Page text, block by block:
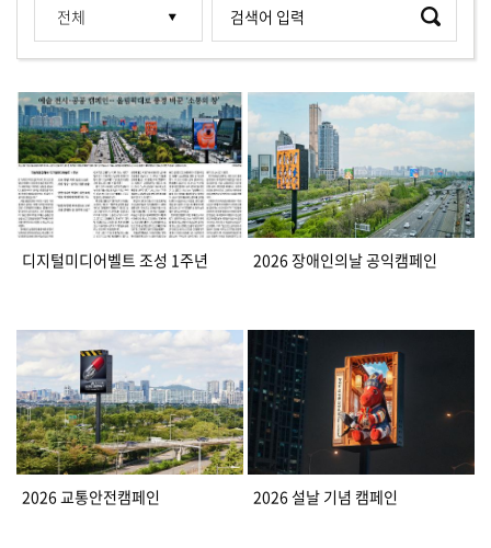
디지털미디어벨트 조성 1주년 2026 장애인의날 공익캠페인
2026 교통안전캠페인 2026 설날 기념 캠페인